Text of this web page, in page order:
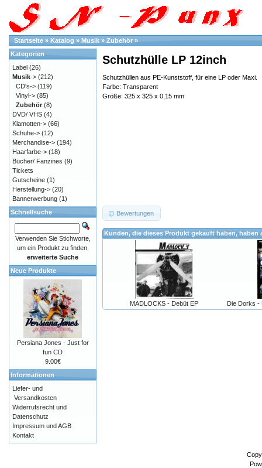
Startseite » Katalog » Musik » Zubehör »
Schutzhülle LP 12inch
Schutzhüllen aus PE-Kunststoff, für eine LP oder Maxi.
Farbe: Transparent
Größe: 325 x 325 x 0,15 mm
Bewertungen
Kunden, die dieses Produkt gekauft haben,
MADLOCKS - Debüt EP Die Dorks -
Kategorien
Label (26)
Musik-> (212)
CD's-> (119)
Vinyl-> (85)
Zubehör (8)
DVD/ VHS (4)
Klamotten-> (66)
Schuhe-> (12)
Merchandise-> (194)
Haarfarbe-> (18)
Bücher/ Fanzines (9)
Tickets
Gutscheine (1)
Herstellung-> (20)
Bannerwerbung (1)
Schnellsuche
Verwenden Sie Stichworte,
um ein Produkt zu finden.
erweiterte Suche
Neue Produkte
Persiana Jones - Just for
fun CD
9.00€
Informationen
Liefer- und
Versandkosten
Widerrufsrecht und
Datenschutz
Impressum und AGB
Kontakt